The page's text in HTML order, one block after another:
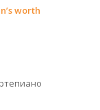
worth